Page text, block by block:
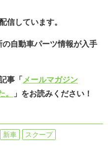
しています。
自動車パーツ情報が入手
事「メールマガジン
」をお読みください！
新車 スクープ